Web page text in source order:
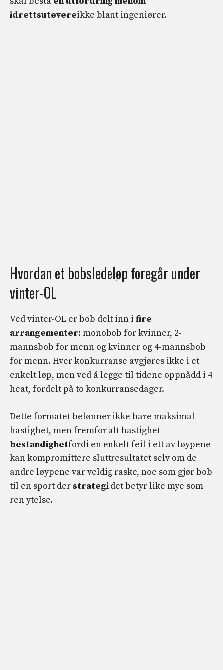
idrettsutøvereikke blant ingeniører.
Hvordan et bobsledeløp foregår under
vinter-OL
Ved vinter-OL er bob delt inn i fire
arrangementer: monobob for kvinner, 2-
mannsbob for menn og kvinner og 4-mannsbob
for menn. Hver konkurranse avgjøres ikke i et
enkelt løp, men ved å legge til tidene oppnådd i 4
heat, fordelt på to konkurransedager.
Dette formatet belønner ikke bare maksimal
hastighet, men fremfor alt hastighet
bestandighetfordi en enkelt feil i ett av løypene
kan kompromittere sluttresultatet selv om de
andre løypene var veldig raske, noe som gjør bob
til en sport der strategi det betyr like mye som
ren ytelse.